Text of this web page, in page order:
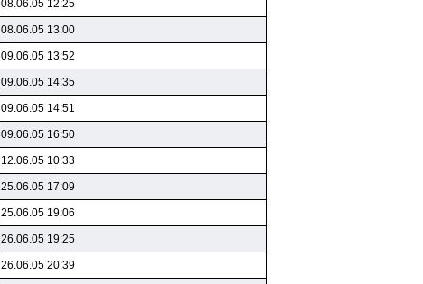
08.06.05 12:25
08.06.05 13:00
09.06.05 13:52
09.06.05 14:35
09.06.05 14:51
09.06.05 16:50
12.06.05 10:33
25.06.05 17:09
25.06.05 19:06
26.06.05 19:25
26.06.05 20:39